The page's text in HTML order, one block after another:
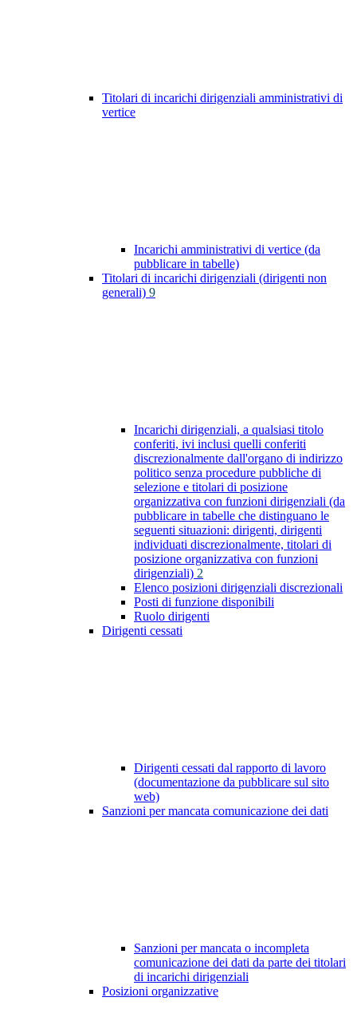
Titolari di incarichi dirigenziali amministrativi di
vertice
Incarichi amministrativi di vertice (da
pubblicare in tabelle)
Titolari di incarichi dirigenziali (dirigenti non
generali) 9
Incarichi dirigenziali, a qualsiasi titolo
conferiti, ivi inclusi quelli conferiti
discrezionalmente dall'organo di indirizzo
politico senza procedure pubbliche di
selezione e titolari di posizione
organizzativa con funzioni dirigenziali (da
pubblicare in tabelle che distinguano le
seguenti situazioni: dirigenti, dirigenti
individuati discrezionalmente, titolari di
posizione organizzativa con funzioni
dirigenziali) 2
Elenco posizioni dirigenziali discrezionali
Posti di funzione disponibili
Ruolo dirigenti
Dirigenti cessati
Dirigenti cessati dal rapporto di lavoro
(documentazione da pubblicare sul sito
web)
Sanzioni per mancata comunicazione dei dati
Sanzioni per mancata o incompleta
comunicazione dei dati da parte dei titolari
di incarichi dirigenziali
Posizioni organizzative